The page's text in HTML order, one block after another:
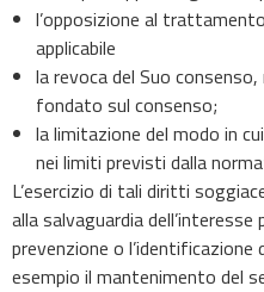
l’opposizione al
applicabile
la revoca del Suo
fondato sul consenso;
la limitazione del modo in
nei limiti previsti dalla
L’esercizio di tali diritti
alla salvaguardia dell’interesse
prevenzione o
esempio il mantenimento del